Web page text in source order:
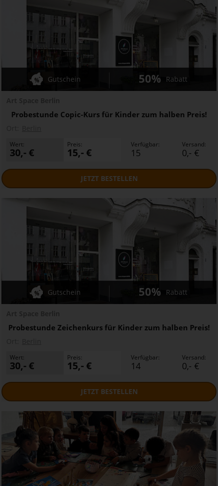
Probestunde Copic-Kurs für Kinder zum halben Preis!
Gutschein 50% Rabatt
Wert:
30,- €
Preis:
15,- €
Verfügbar:
15
Versand:
0,- €
JETZTBESTELLEN
Probestunde Zeichenkurs für Kinder zum halben Preis!
Gutschein 50% Rabatt
Wert:
30,- €
Preis:
15,- €
Verfügbar:
14
Versand:
0,- €
JETZTBESTELLEN